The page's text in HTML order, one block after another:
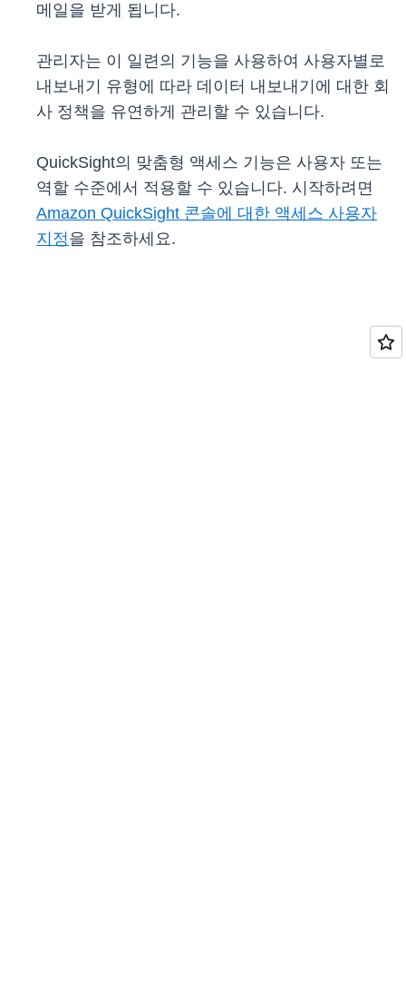
메일을 받게 됩니다.
관리자는 이 일련의 기능을 사용하여 사용자별로
내보내기 유형에 따라 데이터 내보내기에 대한 회
사 정책을 유연하게 관리할 수 있습니다.
QuickSight의 맞춤형 액세스 기능은 사용자 또는
역할 수준에서 적용할 수 있습니다. 시작하려면
Amazon QuickSight 콘솔에 대한 액세스 사용자
지정을 참조하세요.